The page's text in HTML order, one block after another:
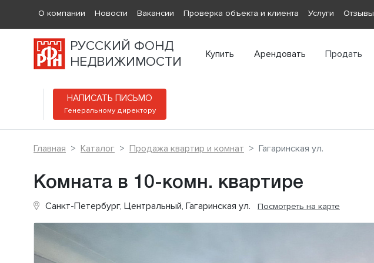
О компании Новости Вакансии Проверка объекта и клиента Услуги Отзывы
РУССКИЙ ФОНД
НЕДВИЖИМОСТИ
Купить Арендовать Продать
НАПИСАТЬ ПИСЬМО
Генеральному директору
Главная Каталог Продажа квартир и комнат Гагаринская ул.
Комната в 10-комн. квартире
Санкт-Петербург, Центральный, Гагаринская ул. Посмотреть на карте